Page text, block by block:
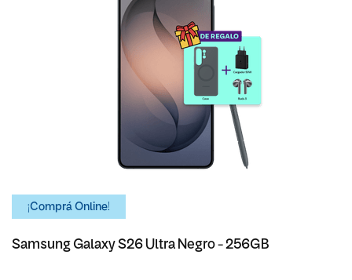
¡Comprá Online!
Samsung Galaxy S26 Ultra Negro - 256GB